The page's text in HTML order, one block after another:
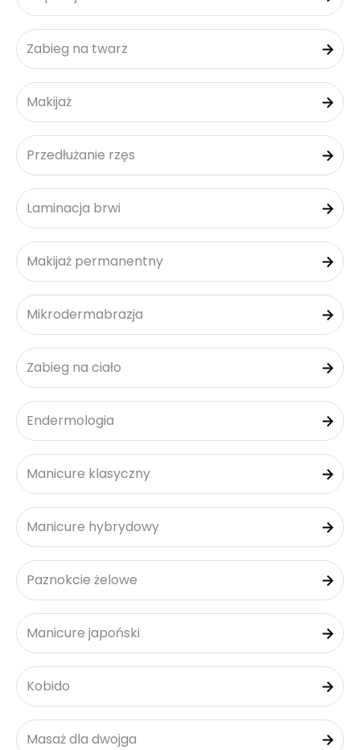
Zabieg na twarz
Makijaż
Przedłużanie rzęs
Laminacja brwi
Makijaż permanentny
Mikrodermabrazja
Zabieg na ciało
Endermologia
Manicure klasyczny
Manicure hybrydowy
Paznokcie żelowe
Manicure japoński
Kobido
Masaż dla dwojga